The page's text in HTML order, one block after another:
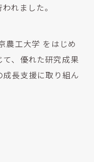
れました。
農工大学 をはじめ
、優れた研究成果
長支援に取り組ん